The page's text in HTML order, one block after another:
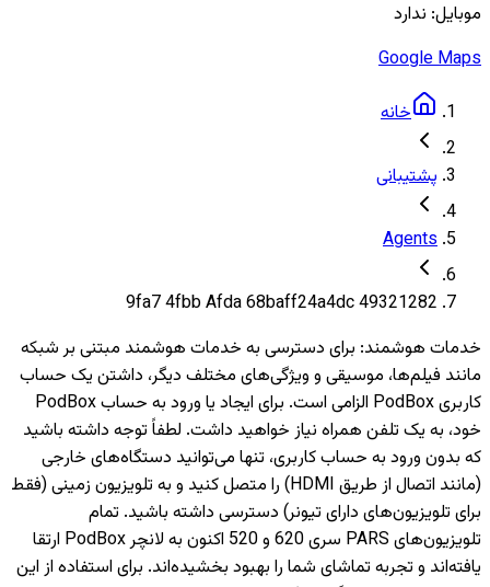
موبایل: ندارد
Google Maps
خانه
پشتیبانی
Agents
49321282 9fa7 4fbb Afda 68baff24a4dc
خدمات هوشمند: برای دسترسی به خدمات هوشمند مبتنی بر شبکه
مانند فیلم‌ها، موسیقی و ویژگی‌های مختلف دیگر، داشتن یک حساب
کاربری PodBox الزامی است. برای ایجاد یا ورود به حساب PodBox
خود، به یک تلفن همراه نیاز خواهید داشت. لطفاً توجه داشته باشید
که بدون ورود به حساب کاربری، تنها می‌توانید دستگاه‌های خارجی
(مانند اتصال از طریق HDMI) را متصل کنید و به تلویزیون‌ زمینی (فقط
برای تلویزیون‌های دارای تیونر) دسترسی داشته باشید. تمام
تلویزیون‌های PARS سری 620 و 520 اکنون به لانچر PodBox ارتقا
یافته‌اند و تجربه تماشای شما را بهبود بخشیده‌اند. برای استفاده از این